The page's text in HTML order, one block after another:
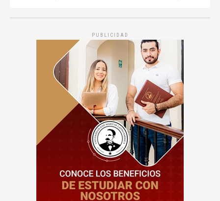
PUBLICIDAD